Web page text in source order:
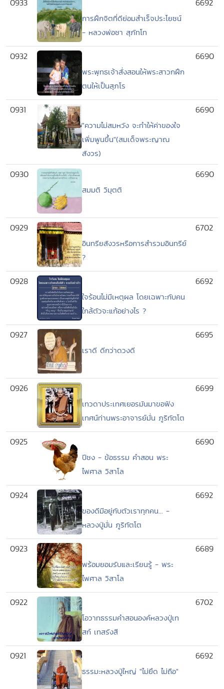
0933
การฝึกจิตที่ดีย่อมสำเร็จประโยชน์
- หลวงพ่อชา สุภัทโท
6692
0932
พระพุทธเจ้าสั่งสอนให้พระสาวกฝึก
ตนให้เป็นสุภโร
6690
0931
"ความไม่สมหวัง จะทำให้ค่าของใจ
เพิ่มพูนขึ้น"(สมเด็จพระญาณ
สังวร)
6690
0930
สมมติ วิมุตติ
6690
0929
อินทรียสังวรหรือการสำรวมอินทรีย์
?
6702
0928
ใจร้อนไม่มีเหตุผล โดยเฉพาะกับคน
ใกล้ตัวจะแก้อย่างไร ?
6692
0927
เราดี ดีกว่าดวงดี
6695
0926
เทวดาประเทศเยอรมันมาขอฟัง
เทศน์ท่านพระอาจารย์มั่น ภูริทัตโต
6699
0925
ปีชง - ข้อธรรม คำสอน พระ
ไพศาล วิสาโล
6690
0924
ของดีมีอยู่กับตัวเราทุกคน... -
หลวงปู่มั่น ภูริทัตโต
6692
0923
พร้อมยอมรับและเรียนรู้ - พระ
ไพศาล วิสาโล
6689
0922
โอวาทธรรมคำสอนองค์หลวงปู่เท
สก์ เทสรังสี
6702
0921
ธรรมะหลวงปู่ใหญ่ "ไม่ยึด ไม่ถือ"
6692